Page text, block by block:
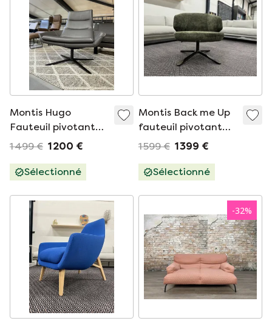
Montis Hugo
Fauteuil pivotant
en cuir gris
1 499 € 1 200 €
Sélectionné
Montis Back me Up
fauteuil pivotant
tissu vert
1 599 € 1 399 €
Sélectionné
-32%